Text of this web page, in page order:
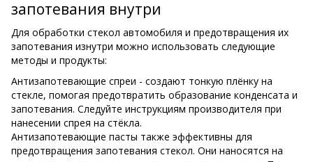
запотевания внутри
Для обработки стекол автомобиля и предотвращения их
запотевания изнутри можно использовать следующие
методы и продукты:
Антизапотевающие спреи - создают тонкую плёнку на
стекле, помогая предотвратить образование конденсата и
запотевания. Следуйте инструкциям производителя при
нанесении спрея на стёкла.
Антизапотевающие пасты также эффективны для
предотвращения запотевания стекол. Они наносятся на